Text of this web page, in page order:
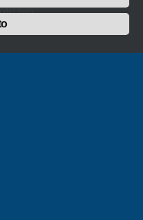
del logo
di genere